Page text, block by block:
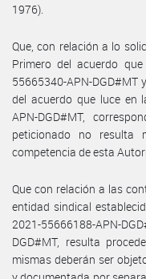
1976).
Que, con relación a lo
Primero del acuerdo
55665340-APN-
del acuerdo que luce en
APN-DGD#MT,
peticionado no resulta
competencia de esta
Que con relación a las
entidad sindical
2021-55666188-APN-
DGD#MT, resulta
mismas deberán ser